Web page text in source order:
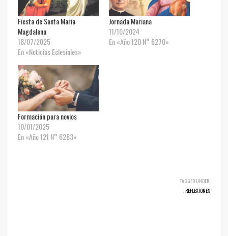
Fiesta de Santa María
Magdalena
18/07/2025
En «Noticias Eclesiales»
Jornada Mariana
11/10/2024
En «Año 120 N° 6270»
Formación para novios
10/01/2025
En «Año 121 N° 6283»
TAGGED UNDER:
REFLEXIONES